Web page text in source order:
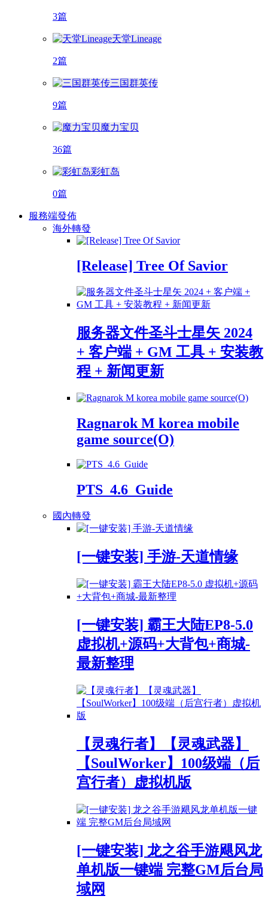
3篇
天堂Lineage
2篇
三国群英传
9篇
魔力宝贝
36篇
彩虹岛
0篇
服務端發佈
海外轉發
[Release] Tree Of Savior
服务器文件圣斗士星矢 2024
+ 客户端 + GM 工具 + 安装教
程 + 新闻更新
Ragnarok M korea mobile
game source(O)
PTS_4.6_Guide
國內轉發
[一键安装] 手游-天道情缘
[一键安装] 霸王大陆EP8-5.0
虚拟机+源码+大背包+商城-
最新整理
【灵魂行者】【灵魂武器】
【SoulWorker】100级端（后
宫行者）虚拟机版
[一键安装] 龙之谷手游飓风龙
单机版一键端 完整GM后台局
域网